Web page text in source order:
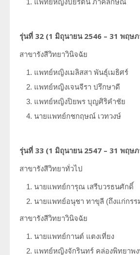
รุ่นที่ 32 (1 มิถุนายน 2546 – 31 พฤษ
สาขารังสีวิทยาวินิจฉัย
แพทย์หญิงเมลิสสา พันธุ์เมธิศร์
แพทย์หญิงเจนจีรา ปรึกษาดี
แพทย์หญิงปิยพร บุญศิริคำชัย
นายแพทย์กชกฤษณ์ เวทวงษ์
รุ่นที่ 33 (1 มิถุนายน 2547 – 31 พฤษ
สาขารังสีวิทยาทั่วไป
นายแพทย์การุณ เสรีบวรธนศักดิ์
นายแพทย์อนุชา ทาขุลี (ถึงแก่กรร
สาขารังสีวิทยาวินิจฉัย
นายแพทย์กานต์ แตงเที่ยง
แพทย์หญิงจักรินทร์ คล่องพิทยาพ